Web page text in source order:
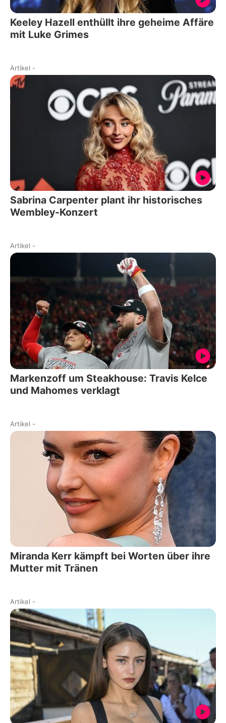
Keeley Hazell enthüllt ihre geheime Affäre
mit Luke Grimes
Artikel -
Sabrina Carpenter plant ihr historisches
Wembley-Konzert
Artikel -
Markenzoff um Steakhouse: Travis Kelce
und Mahomes verklagt
Artikel -
Miranda Kerr kämpft bei Worten über ihre
Mutter mit Tränen
Artikel -